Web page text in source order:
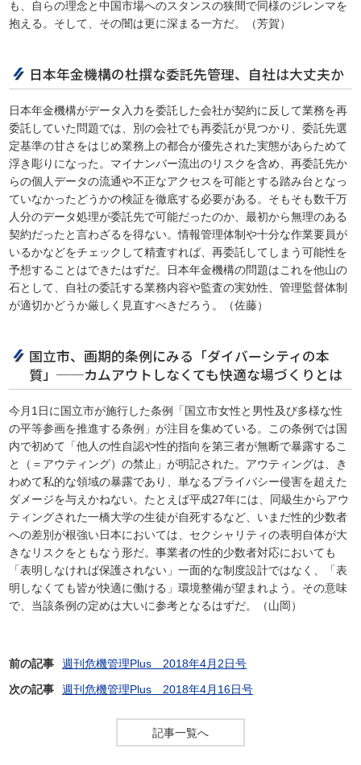
も、自らの理念と中国市場へのスタンスの狭間で同様のジレンマを
抱える。そして、その闇は更に深まる一方だ。（芳賀）
日本年金機構の杜撰な委託先管理、自社は大丈夫か
日本年金機構がデータ入力を委託した会社が契約に反して業務を再
委託していた問題では、別の会社でも再委託が見つかり、委託先選
定基準の甘さをはじめ業務上の都合が優先された実態があらためて
浮き彫りになった。マイナンバー流出のリスクを含め、再委託先か
らの個人データの流通や不正なアクセスを可能とする踏み台となっ
ていなかったどうかの検証を徹底する必要がある。そもそも数千万
人分のデータ処理が委託先で可能だったのか、最初から無理のある
契約だったと言わざるを得ない。情報管理体制や十分な作業要員が
いるかなどをチェックして精査すれば、再委託してしまう可能性を
予想することはできたはずだ。日本年金機構の問題はこれを他山の
石として、自社の委託する業務内容や監査の実効性、管理監督体制
が適切かどうか厳しく見直すべきだろう。（佐藤）
国立市、画期的条例にみる「ダイバーシティの本
質」──カムアウトしなくても快適な場づくりとは
今月1日に国立市が施行した条例「国立市女性と男性及び多様な性
の平等参画を推進する条例」が注目を集めている。この条例では国
内で初めて「他人の性自認や性的指向を第三者が無断で暴露するこ
と（＝アウティング）の禁止」が明記された。アウティングは、き
わめて私的な領域の暴露であり、単なるプライバシー侵害を超えた
ダメージを与えかねない。たとえば平成27年には、同級生からアウ
ティングされた一橋大学の生徒が自死するなど、いまだ性的少数者
への差別が根強い日本においては、セクシャリティの表明自体が大
きなリスクをともなう形だ。事業者の性的少数者対応においても
「表明しなければ保護されない」一面的な制度設計ではなく、「表
明しなくても皆が快適に働ける」環境整備が望まれよう。その意味
で、当該条例の定めは大いに参考となるはずだ。（山岡）
前の記事
週刊危機管理Plus 2018年4月2日号
次の記事
週刊危機管理Plus 2018年4月16日号
記事一覧へ